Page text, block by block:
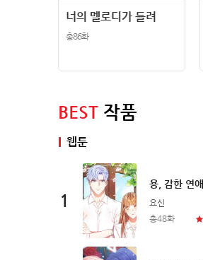
너의 멜로디가 들려
총86화
BEST 작품
웹툰
1
용, 감한 연애
요신
총48화